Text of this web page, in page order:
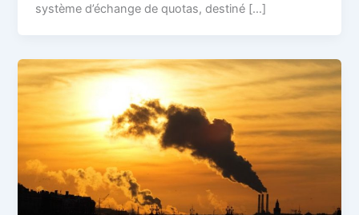
système d’échange de quotas, destiné […]